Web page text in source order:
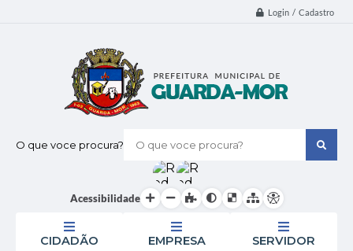
Login / Cadastro
O que voce procura?
Acessibilidade
CIDADÃO EMPRESA SERVIDOR